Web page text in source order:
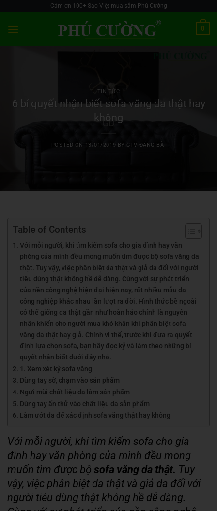
content
Cảm ơn 100+ Sao Việt mua sắm Phú Cường
0
TIN TỨC
6 bí quyết nhận biết sofa văng da thật hay
không
POSTED ON 13/01/2019 BY CTV ĐĂNG BÀI
Table of Contents
Với mỗi người, khi tìm kiếm sofa cho gia đình hay văn
phòng của mình đều mong muốn tìm được bộ sofa văng da
thật. Tuy vậy, việc phân biệt da thật và giả da đối với người
tiêu dùng thật không hề dễ dàng. Cùng với sự phát triển
của nền công nghệ hiện đại hiện nay, rất nhiều mẫu da
công nghiệp khác nhau lần lượt ra đời. Hình thức bề ngoài
có thể giống da thật gần như hoàn hảo chính là nguyên
nhân khiến cho người mua khó khăn khi phân biệt sofa
văng da thật hay giả. Chính vì thế, trước khi đưa ra quyết
định lựa chọn sofa, bạn hãy đọc kỹ và làm theo những bí
quyết nhận biết dưới đây nhé.
1. Xem xét kỹ sofa văng
Dùng tay sờ, chạm vào sản phẩm
Ngửi mùi chất liệu da làm sản phẩm
Dùng tay ấn thử vào chất liệu da sản phẩm
Làm ướt da để xác định sofa văng thật hay không
Với mỗi người, khi tìm kiếm sofa cho gia
đình hay văn phòng của mình đều mong
muốn tìm được bộ sofa văng da thật. Tuy
vậy, việc phân biệt da thật và giả da đối với
người tiêu dùng thật không hề dễ dàng.